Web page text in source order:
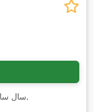
سال,